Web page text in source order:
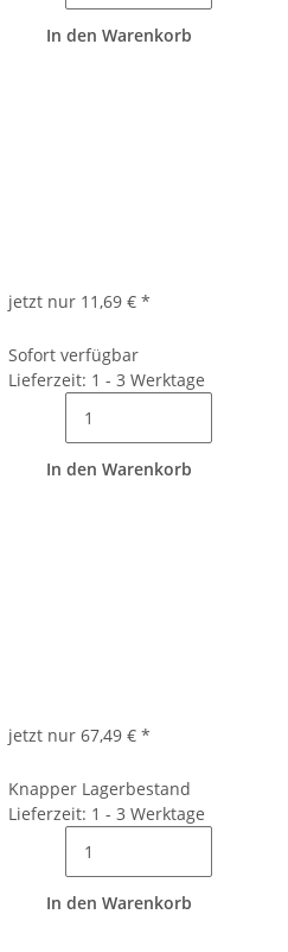
In den Warenkorb
jetzt nur 11,69 € *
Sofort verfügbar
Lieferzeit: 1 - 3 Werktage
In den Warenkorb
jetzt nur 67,49 € *
Knapper Lagerbestand
Lieferzeit: 1 - 3 Werktage
In den Warenkorb